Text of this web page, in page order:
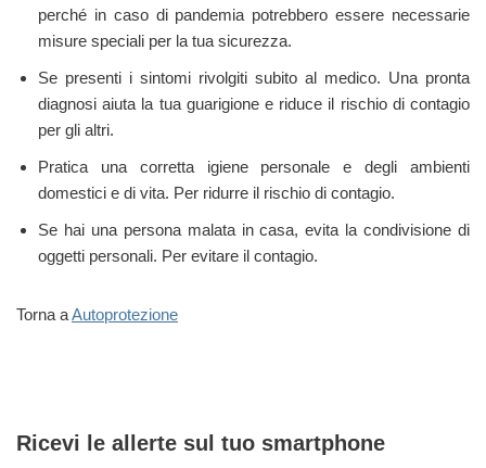
perché in caso di pandemia potrebbero essere necessarie
misure speciali per la tua sicurezza.
Se presenti i sintomi rivolgiti subito al medico. Una pronta
diagnosi aiuta la tua guarigione e riduce il rischio di contagio
per gli altri.
Pratica una corretta igiene personale e degli ambienti
domestici e di vita. Per ridurre il rischio di contagio.
Se hai una persona malata in casa, evita la condivisione di
oggetti personali. Per evitare il contagio.
Torna aAutoprotezione
Ricevi le allerte sul tuo smartphone